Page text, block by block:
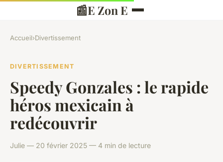
📰E Zon E
Accueil›Divertissement
DIVERTISSEMENT
Speedy Gonzales : le rapide
héros mexicain à
redécouvrir
Julie — 20 février 2025 — 4 min de lecture